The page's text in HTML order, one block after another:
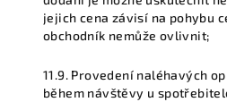
jejich cena závisí na pohybu
obchodník nemůže ovlivnit;
11.9. Provedení naléhavých
během návštěvy u